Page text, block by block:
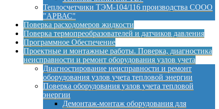
Теплосчетчики ТЭМ-104/116 производства СООО
"АРВАС"
Поверка расходомеров жидкости
Поверка термопреобразователей и датчиков давления
Программное Обеспечение
Проектные и монтажные работы. Поверка, диагностика
неисправности и ремонт оборудования узлов учета
Диагностирование неисправности и ремонт
оборудования узлов учета тепловой энергии
Поверка оборудования узлов учета тепловой
энергии
Демонтаж-монтаж оборудования для